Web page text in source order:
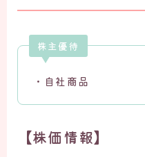
株主優待
・自社商品
【株価情報】